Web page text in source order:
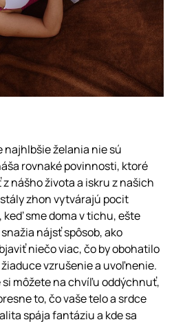
najhlbšie želania nie sú
rovnaké povinnosti, ktoré
nášho života a iskru z našich
zhon vytvárajú pocit
keď sme doma v tichu, ešte
nájsť spôsob, ako
niečo viac, čo by obohatilo
vzrušenie a uvoľnenie.
môžete na chvíľu oddýchnuť,
to, čo vaše telo a srdce
spája fantáziu a kde sa